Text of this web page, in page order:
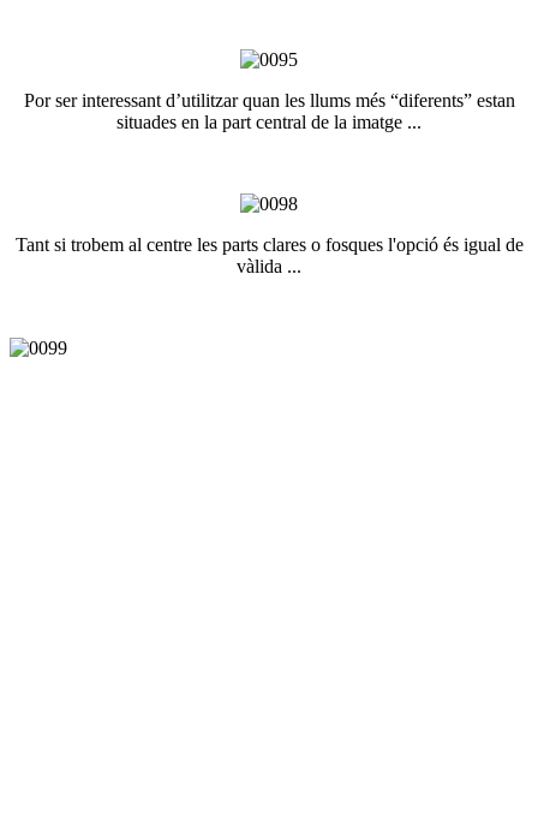
Por ser interessant d’utilitzar quan les llums més “diferents” estan
situades en la part central de la imatge ...
Tant si trobem al centre les parts clares o fosques l'opció és igual de
vàlida ...